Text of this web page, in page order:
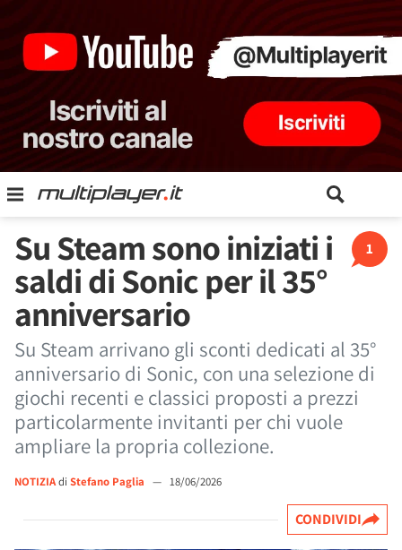
1
Su Steam sono iniziati i
saldi di Sonic per il 35°
anniversario
Su Steam arrivano gli sconti dedicati al 35°
anniversario di Sonic, con una selezione di
giochi recenti e classici proposti a prezzi
particolarmente invitanti per chi vuole
ampliare la propria collezione.
NOTIZIAdi Stefano Paglia — 18/06/2026
CONDIVIDI